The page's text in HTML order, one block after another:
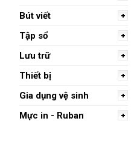
Bút viết
Tập sổ
Lưu trữ
Thiết bị
Gia dụng vệ sinh
Mực in - Ruban